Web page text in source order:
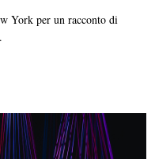
York per un racconto di